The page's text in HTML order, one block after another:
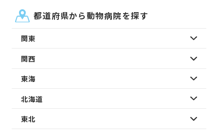
都道府県から動物病院を探す
関東
関西
東海
北海道
東北